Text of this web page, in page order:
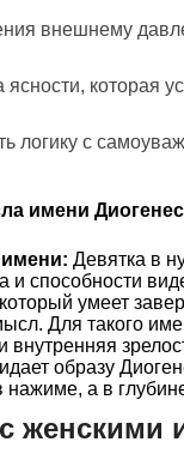
внешнему
которая
логику с
имени
Девятка в
и способности
умеет
Для такого
внутренняя
образу
нажиме, а в
женскими